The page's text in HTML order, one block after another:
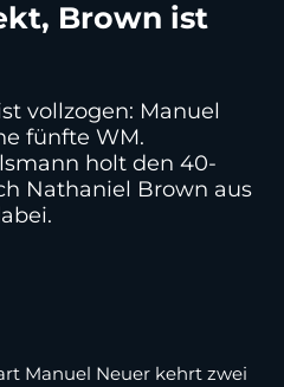
Brown ist
vollzogen: Manuel
fünfte WM.
holt den 40-
Nathaniel Brown aus
Manuel Neuer kehrt zwei